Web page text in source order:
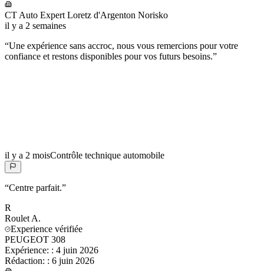
CT Auto Expert Loretz d'Argenton Norisko
il y a 2 semaines
“Une expérience sans accroc, nous vous remercions pour votre
confiance et restons disponibles pour vos futurs besoins.”
il y a 2 moisContrôle technique automobile
“Centre parfait.”
R
Roulet A.
Experience vérifiée
PEUGEOT 308
Expérience: : 4 juin 2026
Rédaction: : 6 juin 2026